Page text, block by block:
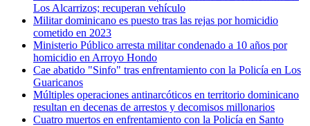
Los Alcarrizos; recuperan vehículo
Militar dominicano es puesto tras las rejas por homicidio
cometido en 2023
Ministerio Público arresta militar condenado a 10 años por
homicidio en Arroyo Hondo
Cae abatido "Sinfo" tras enfrentamiento con la Policía en Los
Guaricanos
Múltiples operaciones antinarcóticos en territorio dominicano
resultan en decenas de arrestos y decomisos millonarios
Cuatro muertos en enfrentamiento con la Policía en Santo